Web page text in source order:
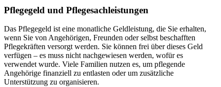
Pflegegeld und Pflegesachleistungen
Das Pflegegeld ist eine monatliche Geldleistung, die Sie erhalten,
wenn Sie von Angehörigen, Freunden oder selbst beschafften
Pflegekräften versorgt werden. Sie können frei über dieses Geld
verfügen – es muss nicht nachgewiesen werden, wofür es
verwendet wurde. Viele Familien nutzen es, um pflegende
Angehörige finanziell zu entlasten oder um zusätzliche
Unterstützung zu organisieren.